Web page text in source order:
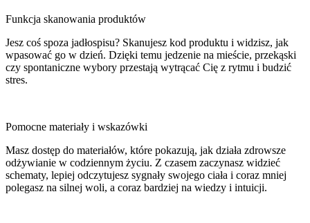
Funkcja skanowania produktów
Jesz coś spoza jadłospisu? Skanujesz kod produktu i widzisz, jak
wpasować go w dzień. Dzięki temu jedzenie na mieście, przekąski
czy spontaniczne wybory przestają wytrącać Cię z rytmu i budzić
stres.
Pomocne materiały i wskazówki
Masz dostęp do materiałów, które pokazują, jak działa zdrowsze
odżywianie w codziennym życiu. Z czasem zaczynasz widzieć
schematy, lepiej odczytujesz sygnały swojego ciała i coraz mniej
polegasz na silnej woli, a coraz bardziej na wiedzy i intuicji.